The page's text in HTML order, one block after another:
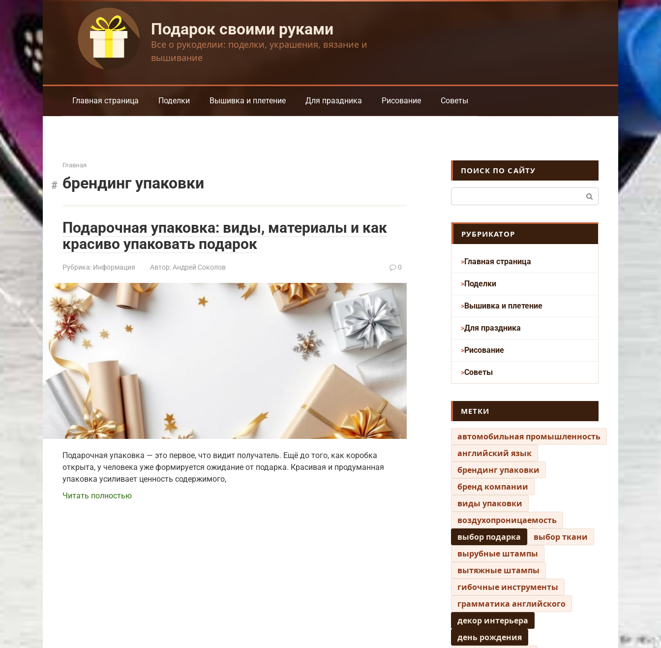
контенту
Подарок своими руками
Все о рукоделии: поделки, украшения, вязание и
вышивание
Главная страница Поделки Вышивка и плетение Для праздника Рисование Советы
Главная
брендинг упаковки
Подарочная упаковка: виды, материалы и как
красиво упаковать подарок
Рубрика: Информация Автор: Андрей Соколов 0
Подарочная упаковка — это первое, что видит получатель. Ещё до того, как коробка
открыта, у человека уже формируется ожидание от подарка. Красивая и продуманная
упаковка усиливает ценность содержимого,
Читать полностью
ПОИСК ПО САЙТУ
РУБРИКАТОР
Главная страница
Поделки
Вышивка и плетение
Для праздника
Рисование
Советы
МЕТКИ
автомобильная промышленность
английский язык
брендинг упаковки
бренд компании
виды упаковки
воздухопроницаемость
выбор подарка
выбор ткани
вырубные штампы
вытяжные штампы
гибочные инструменты
грамматика английского
декор интерьера
день рождения